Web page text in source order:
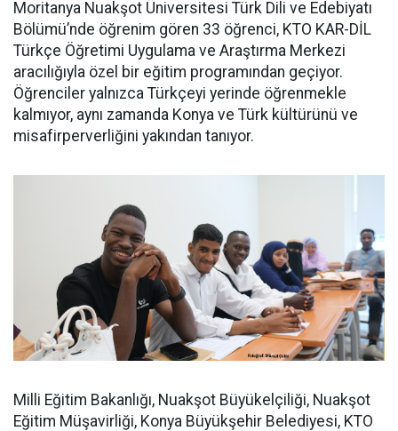
Moritanya Nuakşot Üniversitesi Türk Dili ve Edebiyatı
Bölümü’nde öğrenim gören 33 öğrenci, KTO KAR-DİL
Türkçe Öğretimi Uygulama ve Araştırma Merkezi
aracılığıyla özel bir eğitim programından geçiyor.
Öğrenciler yalnızca Türkçeyi yerinde öğrenmekle
kalmıyor, aynı zamanda Konya ve Türk kültürünü ve
misafirperverliğini yakından tanıyor.
Milli Eğitim Bakanlığı, Nuakşot Büyükelçiliği, Nuakşot
Eğitim Müşavirliği, Konya Büyükşehir Belediyesi, KTO